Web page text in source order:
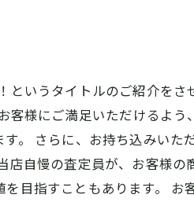
というタイトルのご紹介をさ
客様にご満足いただけるよう
。 さらに、お持ち込みいた
店自慢の査定員が、お客様の
目指すこともあります。 お